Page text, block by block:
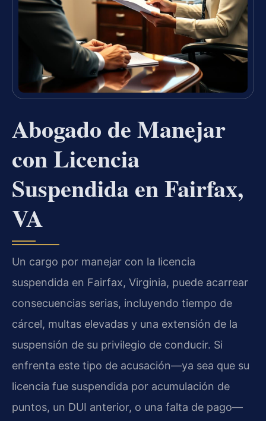
Abogado de Manejar
con Licencia
Suspendida en Fairfax,
VA
Un cargo por manejar con la licencia
suspendida en Fairfax, Virginia, puede acarrear
consecuencias serias, incluyendo tiempo de
cárcel, multas elevadas y una extensión de la
suspensión de su privilegio de conducir. Si
enfrenta este tipo de acusación—ya sea que su
licencia fue suspendida por acumulación de
puntos, un DUI anterior, o una falta de pago—